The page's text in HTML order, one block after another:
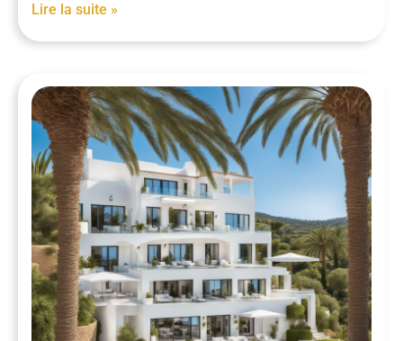
Lire la suite »